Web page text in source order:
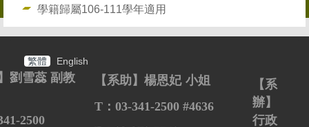
學籍歸屬106-111學年適用
繁體 English
劉雪蕊 副教
2500
【系助】楊恩妃 小姐
T ： 03-341-2500 #4636
【系
辦】
行政